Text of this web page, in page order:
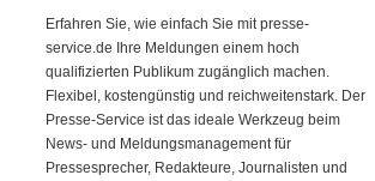
Erfahren Sie, wie einfach Sie mit presse-
service.de Ihre Meldungen einem hoch
qualifizierten Publikum zugänglich machen.
Flexibel, kostengünstig und reichweitenstark. Der
Presse-Service ist das ideale Werkzeug beim
News- und Meldungsmanagement für
Pressesprecher, Redakteure, Journalisten und